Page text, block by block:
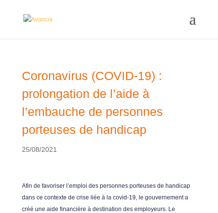
Coronavirus (COVID-19) :
prolongation de l’aide à
l’embauche de personnes
porteuses de handicap
25/08/2021
Afin de favoriser l’emploi des personnes porteuses de handicap
dans ce contexte de crise liée à la covid-19, le gouvernement a
créé une aide financière à destination des employeurs. Le